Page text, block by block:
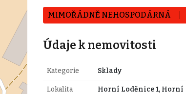
MIMOŘÁDNĚ NEHOSPODÁRNÁ
Údaje k nemovitosti
Kategorie Sklady
Lokalita
Horní Loděnice 1, Horní